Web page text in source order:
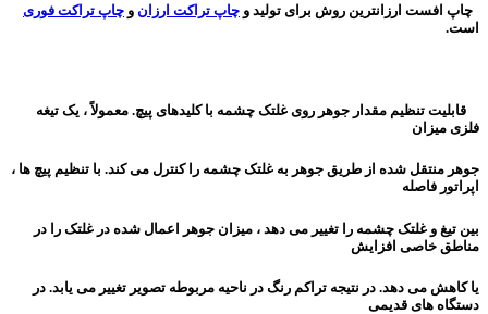
چاپ افست ارزانترین روش برای تولید و چاپ تراکت ارزان و چاپ تراکت فوری
است.
قابلیت تنظیم مقدار جوهر روی غلتک چشمه با کلیدهای پیچ. معمولاً ، یک تیغه
فلزی میزان
جوهر منتقل شده از طریق جوهر به غلتک چشمه را کنترل می کند. با تنظیم پیچ ها ،
اپراتور فاصله
بین تیغ ​​و غلتک چشمه را تغییر می دهد ، میزان جوهر اعمال شده در غلتک را در
مناطق خاصی افزایش
یا کاهش می دهد. در نتیجه تراکم رنگ در ناحیه مربوطه تصویر تغییر می یابد. در
دستگاه های قدیمی